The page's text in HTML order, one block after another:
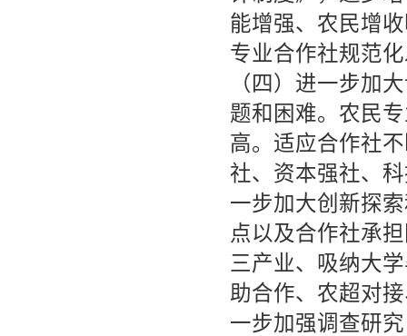
能增强、农民增
专业合作社规范
（四）进一步加
题和困难。农民
高。适应合作社
社、资本强社、
一步加大创新探
点以及合作社承
三产业、吸纳大
助合作、农超对
一步加强调查研